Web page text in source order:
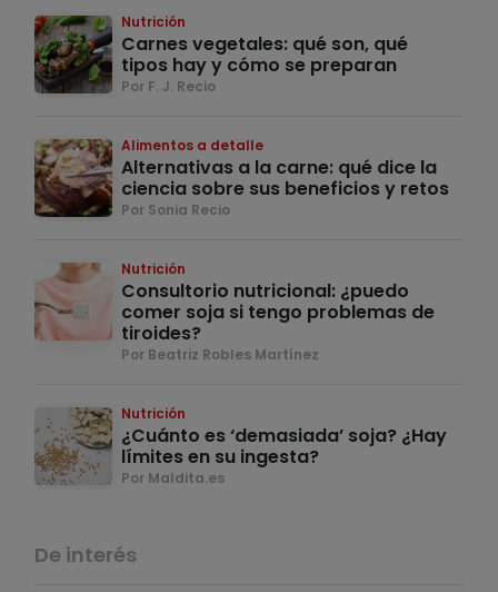
Nutrición
Carnes vegetales: qué son, qué
tipos hay y cómo se preparan
Por F. J. Recio
Alimentos a detalle
Alternativas a la carne: qué dice la
ciencia sobre sus beneficios y retos
Por Sonia Recio
Nutrición
Consultorio nutricional: ¿puedo
comer soja si tengo problemas de
tiroides?
Por Beatriz Robles Martínez
Nutrición
¿Cuánto es ‘demasiada’ soja? ¿Hay
límites en su ingesta?
Por Maldita.es
De interés